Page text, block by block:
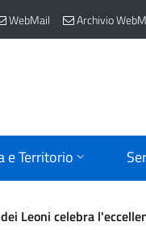
WebMail Archivio
e Territorio
Leoni celebra